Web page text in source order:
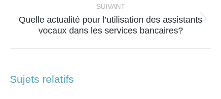
SUIVANT
Article
suivant
Quelle actualité pour l’utilisation des assistants
vocaux dans les services bancaires?
Sujets relatifs